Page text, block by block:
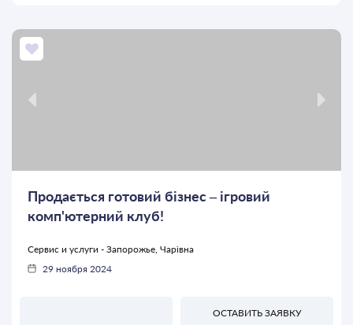
Продається готовий бізнес – ігровий
комп'ютерний клуб!
Сервис и услуги - Запорожье, Чарівна
29 ноября 2024
ОСТАВИТЬ ЗАЯВКУ